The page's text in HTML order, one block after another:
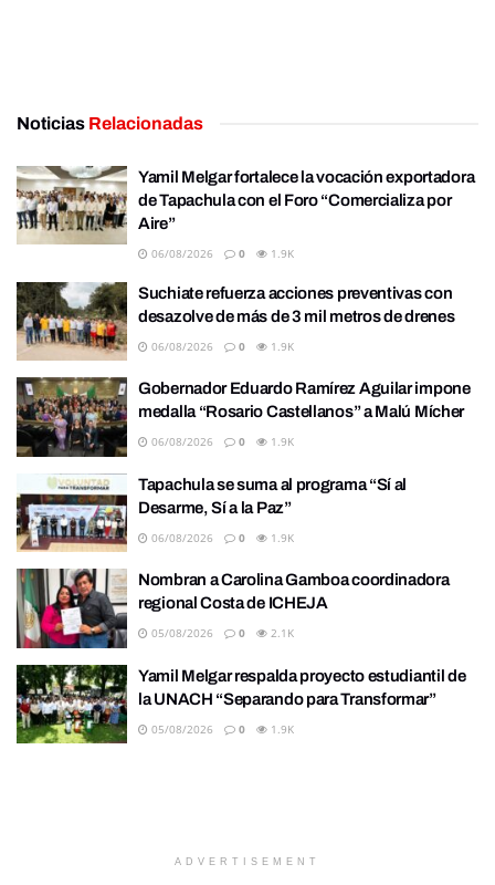
Noticias Relacionadas
Yamil Melgar fortalece la vocación exportadora
de Tapachula con el Foro “Comercializa por
Aire”
06/08/2026 0 1.9K
Suchiate refuerza acciones preventivas con
desazolve de más de 3 mil metros de drenes
06/08/2026 0 1.9K
Gobernador Eduardo Ramírez Aguilar impone
medalla “Rosario Castellanos” a Malú Mícher
06/08/2026 0 1.9K
Tapachula se suma al programa “Sí al
Desarme, Sí a la Paz”
06/08/2026 0 1.9K
Nombran a Carolina Gamboa coordinadora
regional Costa de ICHEJA
05/08/2026 0 2.1K
Yamil Melgar respalda proyecto estudiantil de
la UNACH “Separando para Transformar”
05/08/2026 0 1.9K
ADVERTISEMENT